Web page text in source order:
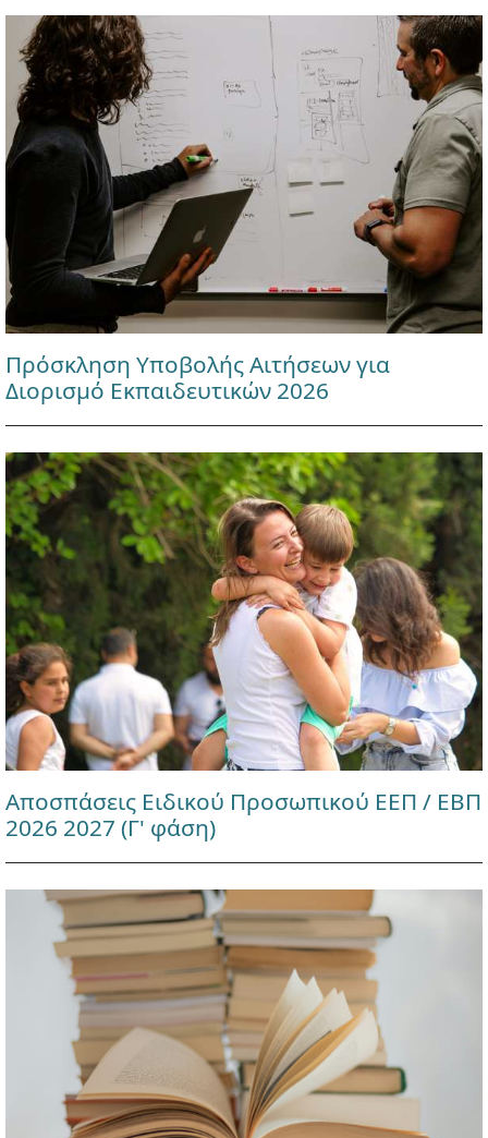
Πρόσκληση Υποβολής Αιτήσεων για
Διορισμό Εκπαιδευτικών 2026
Αποσπάσεις Ειδικού Προσωπικού ΕΕΠ / ΕΒΠ
2026 2027 (Γ' φάση)